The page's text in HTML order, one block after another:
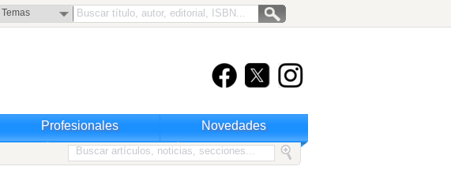
Temas
Profesionales Novedades